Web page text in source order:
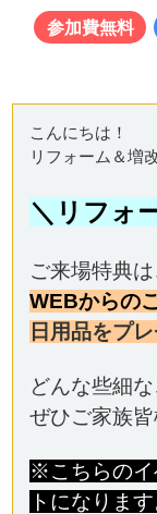
参加費無料
こんにちは！
リフォーム＆増
＼リフォ
ご来場特典は
WEBからの
日用品をプ
どんな些細
ぜひご家族
※こちらのイ
トになります